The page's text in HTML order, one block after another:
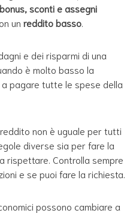
bonus, sconti e assegni
un reddito basso
e dei risparmi di una
è molto basso la
pagare tutte le spese della
non è uguale per tutti
diverse sia per fare la
rispettare. Controlla sempre
e se puoi fare la richiesta.
possono cambiare a